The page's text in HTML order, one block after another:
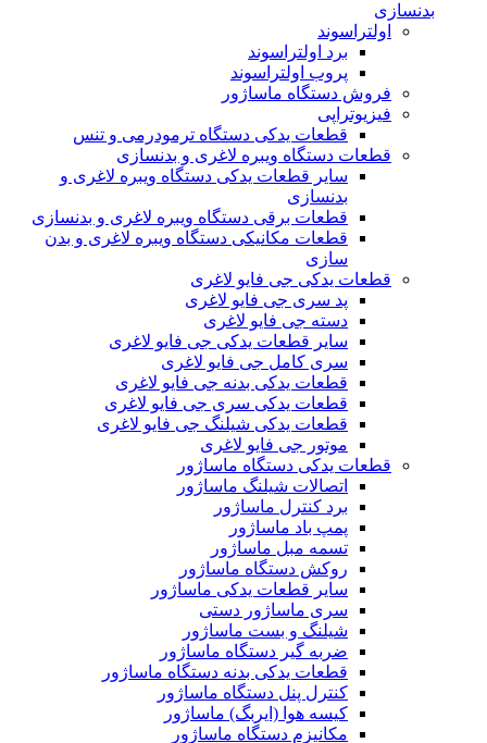
بدنسازی
اولتراسوند
برد اولتراسوند
پروب اولتراسوند
فروش دستگاه ماساژور
فیزیوتراپی
قطعات یدکی دستگاه ترمودرمی و تنس
قطعات دستگاه ویبره لاغری و بدنسازی
سایر قطعات یدکی دستگاه ویبره لاغری و
بدنسازی
قطعات برقی دستگاه ویبره لاغری و بدنسازی
قطعات مکانیکی دستگاه ویبره لاغری و بدن
سازی
قطعات یدکی جی فایو لاغری
پد سری جی فایو لاغری
دسته جی فایو لاغری
سایر قطعات یدکی جی فایو لاغری
سری کامل جی فایو لاغری
قطعات یدکی بدنه جی فایو لاغری
قطعات یدکی سری جی فایو لاغری
قطعات یدکی شیلنگ جی فایو لاغری
موتور جی فایو لاغری
قطعات یدکی دستگاه ماساژور
اتصالات شیلنگ ماساژور
برد کنترل ماساژور
پمپ باد ماساژور
تسمه مبل ماساژور
روکش دستگاه ماساژور
سایر قطعات یدکی ماساژور
سری ماساژور دستی
شیلنگ و بست ماساژور
ضربه گیر دستگاه ماساژور
قطعات یدکی بدنه دستگاه ماساژور
کنترل پنل دستگاه ماساژور
کیسه هوا (ایربگ) ماساژور
مکانیزم دستگاه ماساژور